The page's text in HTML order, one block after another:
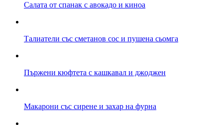
Салата от спанак с авокадо и киноа
Талиатели със сметанов сос и пушена сьомга
Пържени кюфтета с кашкавал и джоджен
Макарони със сирене и захар на фурна